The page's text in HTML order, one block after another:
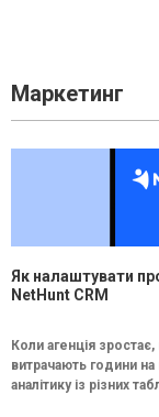
Маркетинг
Як налаштувати
NetHunt CRM
Коли агенція
витрачають години
аналітику із різних